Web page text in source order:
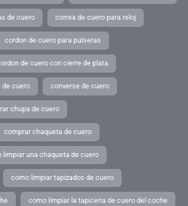
de cuero correa de cuero para reloj
cordon de cuero para pulseras
de cuero con cierre de plata
de cuero converse de cuero
chupa de cuero
comprar chaqueta de cuero
limpiar una chaqueta de cuero
como limpiar tapizados de cuero
como limpiar la tapiceria de cuero del coche